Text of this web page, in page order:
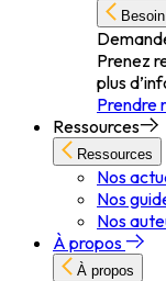
Prenez
plus
Prendre
Ressources
Ressources
Nos
Nos
Nos
À propos
À propos